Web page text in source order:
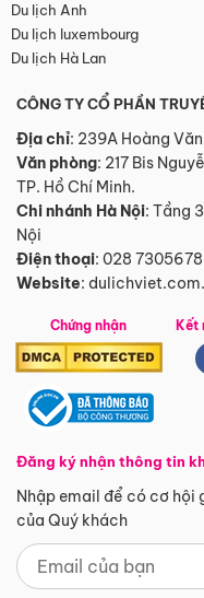
Du lịch Anh
Du lịch luxembourg
Du lịch Hà Lan
CÔNG TY CỔ PHẦN
Địa chỉ: 239A Hoàng
Văn phòng: 217 Bis
TP. Hồ Chí Minh.
Chi nhánh Hà Nội: Tầng
Nội
Điện thoại: 028
Website:
Chứng nhận
Đăng ký nhận thông tin
Nhập email để có cơ hội
của Quý khách
Kết